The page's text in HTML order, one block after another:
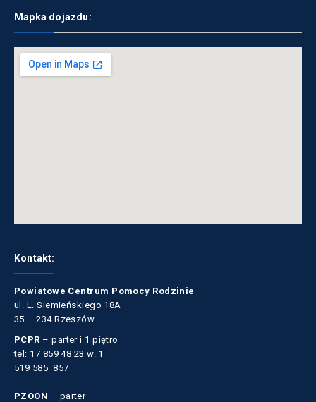
Mapka dojazdu:
Kontakt:
Powiatowe Centrum Pomocy Rodzinie
ul. L. Siemieńskiego 18A
35 – 234 Rzeszów
PCPR – parter i 1 piętro
tel: 17 859 48 23 w. 1
519 585 857
PZOON – parter